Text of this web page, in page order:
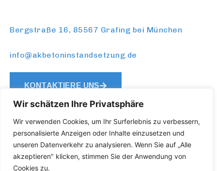
Wir schätzen Ihre Privatsphäre
Wir verwenden Cookies, um Ihr Surferlebnis zu verbessern,
personalisierte Anzeigen oder Inhalte einzusetzen und
unseren Datenverkehr zu analysieren. Wenn Sie auf „Alle
akzeptieren" klicken, stimmen Sie der Anwendung von
Cookies zu.
Bergstraße 16, 85567 Grafing bei München
info@akbetoninstandsetzung.de
KONTAKTIERE UNS